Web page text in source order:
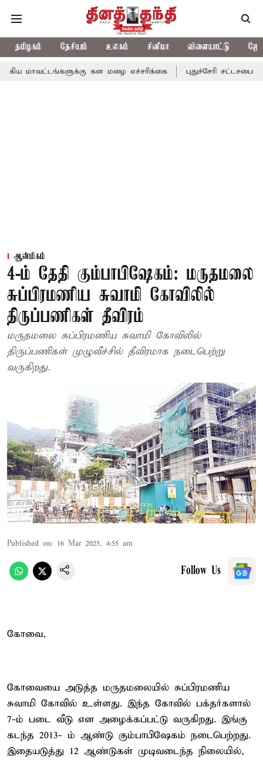
தமிழகம் தேசியம் உலகம் சினிமா விளையாட்டு
கன மழை எச்சரிக்கை புதுச்சேரி சட்டசபையில் வரும்
ஆன்மிகம்
4-ம் தேதி கும்பாபிஷேகம்: மருதமலை
சுப்பிரமணிய சுவாமி கோவிலில்
திருப்பணிகள் தீவிரம்
மருதமலை சுப்பிரமணிய சுவாமி கோவிலில்
திருப்பணிகள் முழுவீச்சில் தீவிரமாக நடைபெற்று
வருகிறது.
Published on: 16 Mar 2025, 4:55 am
Follow Us
கோவை,
கோவையை அடுத்த மருதமலையில் சுப்பிரமணிய
சுவாமி கோவில் உள்ளது. இந்த கோவில் பக்தர்களால்
7-ம் படை வீடு என அழைக்கப்பட்டு வருகிறது. இங்கு
கடந்த 2013- ம் ஆண்டு கும்பாபிஷேகம் நடைபெற்றது.
இதையடுத்து 12 ஆண்டுகள் முடிவடைந்த நிலையில்,